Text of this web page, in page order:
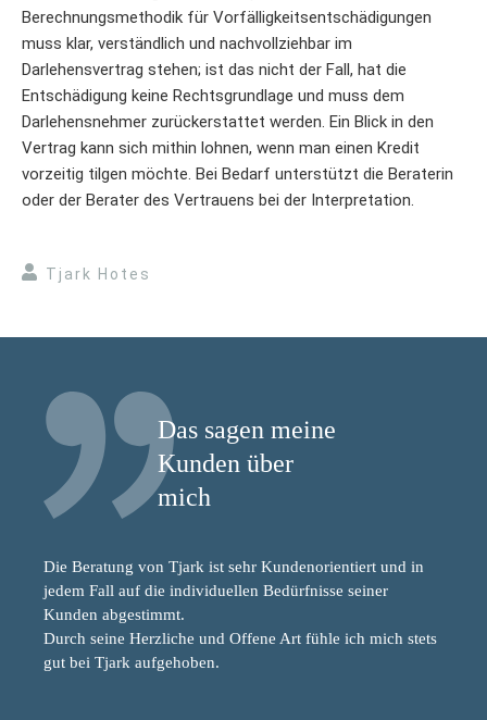
Berechnungsmethodik für Vorfälligkeitsentschädigungen
muss klar, verständlich und nachvollziehbar im
Darlehensvertrag stehen; ist das nicht der Fall, hat die
Entschädigung keine Rechtsgrundlage und muss dem
Darlehensnehmer zurückerstattet werden. Ein Blick in den
Vertrag kann sich mithin lohnen, wenn man einen Kredit
vorzeitig tilgen möchte. Bei Bedarf unterstützt die Beraterin
oder der Berater des Vertrauens bei der Interpretation.
Tjark Hotes
Das sagen meine
Kunden über
mich
Die Beratung von Tjark ist sehr Kundenorientiert und in
jedem Fall auf die individuellen Bedürfnisse seiner
Kunden abgestimmt.
Durch seine Herzliche und Offene Art fühle ich mich stets
gut bei Tjark aufgehoben.